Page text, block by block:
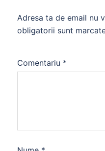
Adresa ta de email nu
obligatorii sunt
Comentariu *